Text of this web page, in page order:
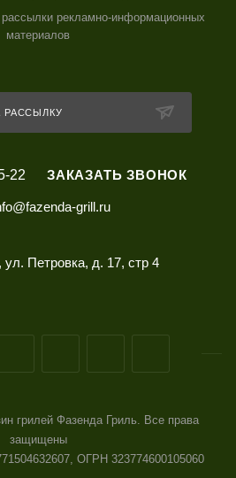
рекламно-информационных
материалов
РАССЫЛКУ
22 ЗАКАЗАТЬ ЗВОНОК
grill.ru
ул. Петровка, д. 17, стр 4
грилей Фазенда Гриль. Все права
защищены
ОГРН 323774600105060